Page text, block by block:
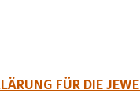
FÜR DIE